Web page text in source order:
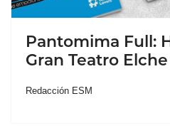
Pantomima Full:
Gran Teatro Elche
Redacción ESM